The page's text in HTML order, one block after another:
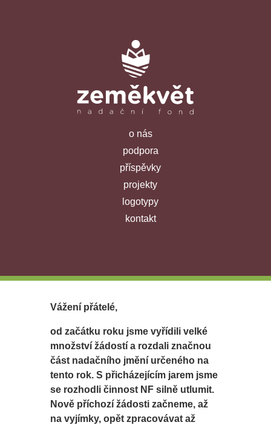
o nás
podpora
příspěvky
projekty
logotypy
kontakt
Vážení přátelé,
od začátku roku jsme vyřídili velké
množství žádostí a rozdali značnou
část nadačního jmění určeného na
tento rok. S přicházejícím jarem jsme
se rozhodli činnost NF silně utlumit.
Nově příchozí žádosti začneme, až
na vyjímky, opět zpracovávat až